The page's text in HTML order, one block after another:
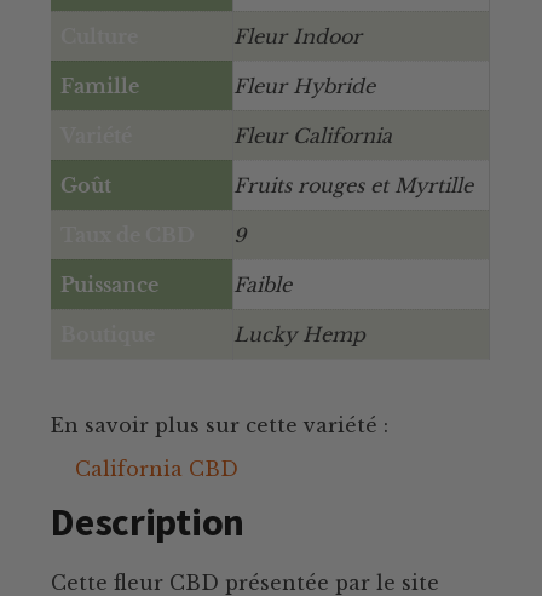
Fleur Indoor
Famille Fleur Hybride
Fleur California
Goût Fruits rouges et Myrtille
9
Puissance Faible
Lucky Hemp
En savoir plus sur cette variété :
California CBD
Description
Cette fleur CBD présentée par le site